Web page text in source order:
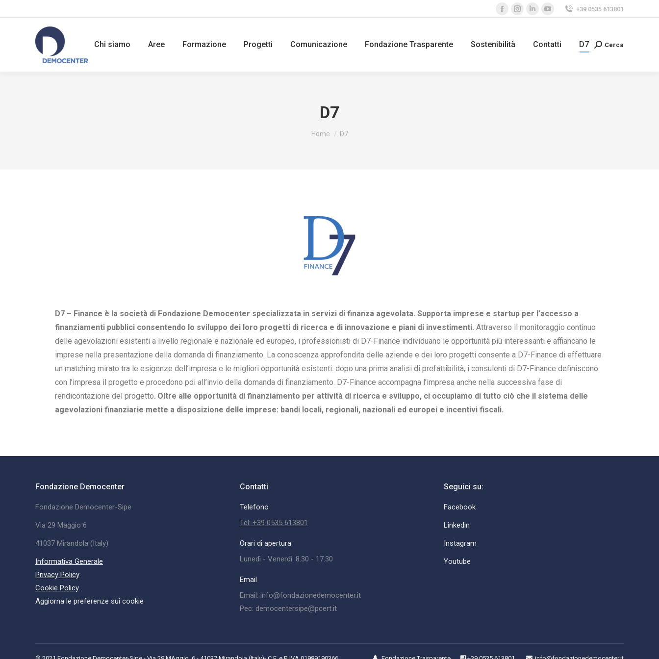
+39 0535 613801
Chi siamo Aree Formazione Progetti Comunicazione Fondazione Trasparente Sostenibilità Contatti D7 Cerca
D7
You are here:
Home D7
D7 – Finance è la società di Fondazione Democenter specializzata in servizi di finanza agevolata. Supporta imprese e startup per l’accesso a
finanziamenti pubblici consentendo lo sviluppo dei loro progetti di ricerca e di innovazione e piani di investimenti. Attraverso il monitoraggio continuo
delle agevolazioni esistenti a livello regionale e nazionale ed europeo, i professionisti di D7-Finance individuano le opportunità più interessanti e affiancano le
imprese nella presentazione della domanda di finanziamento. La conoscenza approfondita delle aziende e dei loro progetti consente a D7-Finance di effettuare
un matching mirato tra le esigenze dell’impresa e le migliori opportunità esistenti: dopo una prima analisi di prefattibilità, i consulenti di D7-Finance definiscono
con l’impresa il progetto e procedono poi all’invio della domanda di finanziamento. D7-Finance accompagna l’impresa anche nella successiva fase di
rendicontazione del progetto. Oltre alle opportunità di finanziamento per attività di ricerca e sviluppo, ci occupiamo di tutto ciò che il sistema delle
agevolazioni finanziarie mette a disposizione delle imprese: bandi locali, regionali, nazionali ed europei e incentivi fiscali.
Fondazione Democenter
Fondazione Democenter-Sipe
Via 29 Maggio 6
41037 Mirandola (Italy)
Informativa Generale
Privacy Policy
Cookie Policy
Aggiorna le preferenze sui cookie
Contatti
Telefono
Tel: +39 0535 613801
Orari di apertura
Lunedì - Venerdì: 8.30 - 17.30
Email
Email: info@fondazionedemocenter.it
Pec: democentersipe@pcert.it
Seguici su:
Facebook
Linkedin
Instagram
Youtube